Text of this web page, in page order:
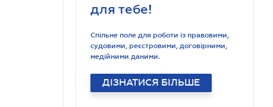
для тебе!
Спільне поле для роботи із правовими,
судовими, реєстровими, договірними,
медійними даними.
ДІЗНАТИСЯ БІЛЬШЕ